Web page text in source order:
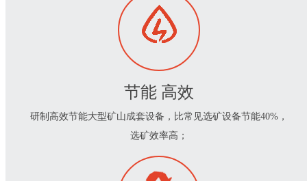
节能 高效
研制高效节能大型矿山成套设备，比常见选矿设备节能40%，
选矿效率高；